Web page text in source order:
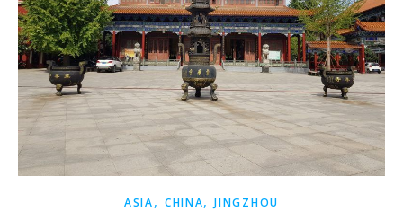
ASIA, CHINA,JINGZHOU